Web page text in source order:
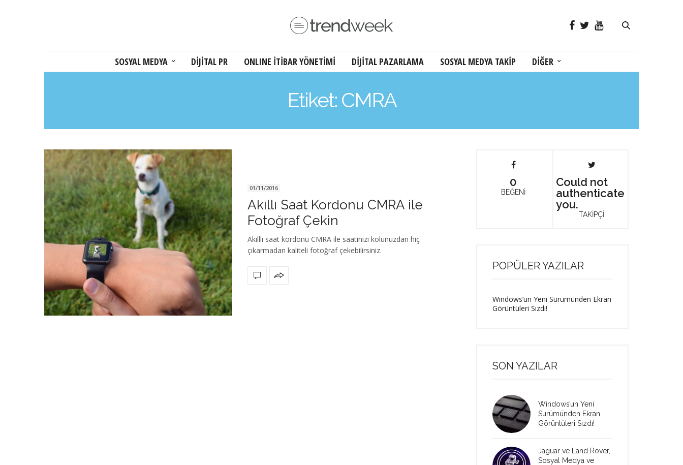
SOSYAL MEDYA DİJİTAL PR ONLINE İTİBAR YÖNETİMİ DİJİTAL PAZARLAMA SOSYAL MEDYA TAKİP DİĞER
Etiket: CMRA
01/11/2016
Akıllı Saat Kordonu CMRA ile
Fotoğraf Çekin
Akılllı saat kordonu CMRA ile saatinizi kolunuzdan hiç
çıkarmadan kaliteli fotoğraf çekebilirsiniz.
0
BEĞENİ
Could not
authenticate
you.
TAKİPÇİ
POPÜLER YAZILAR
Windows’un Yeni Sürümünden Ekran
Görüntüleri Sızdı!
SON YAZILAR
Windows’un Yeni
Sürümünden Ekran
Görüntüleri Sızdı!
Jaguar ve Land Rover,
Sosyal Medya ve